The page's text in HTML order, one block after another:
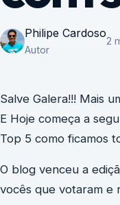
Philipe Cardoso
Autor
2
Salve Galera!!! Mais
E Hoje começa a
Top 5 como ficamos
O blog venceu a
vocês que votaram e